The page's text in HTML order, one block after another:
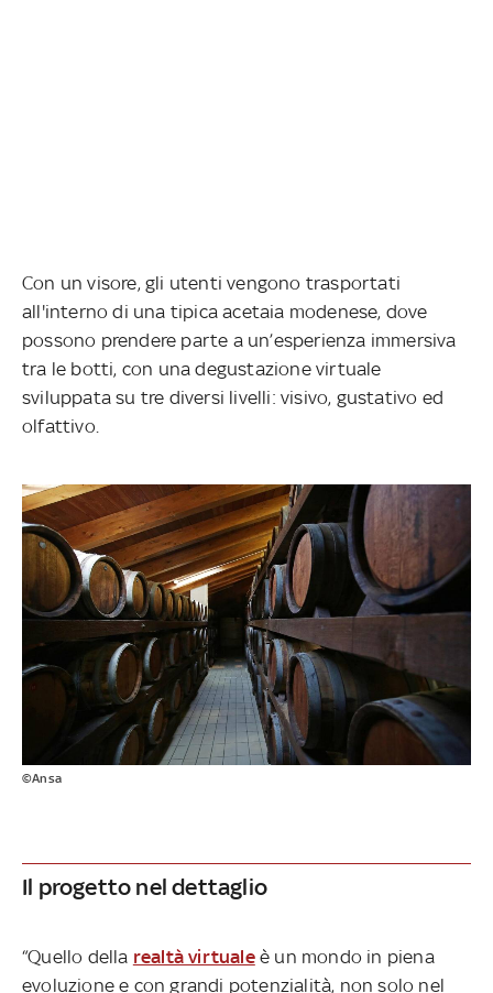
Con un visore, gli utenti vengono trasportati
all'interno di una tipica acetaia modenese, dove
possono prendere parte a un’esperienza immersiva
tra le botti, con una degustazione virtuale
sviluppata su tre diversi livelli: visivo, gustativo ed
olfattivo.
©Ansa
Il progetto nel dettaglio
“Quello della realtà virtualeè un mondo in piena
evoluzione e con grandi potenzialità, non solo nel